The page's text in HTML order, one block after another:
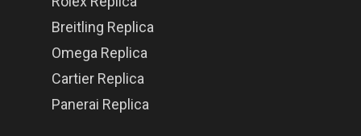
Breitling Replica
Omega Replica
Cartier Replica
Panerai Replica